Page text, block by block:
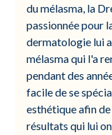
du mélasma, la
passionnée pour
dermatologie lui
mélasma qui l'a
pendant des
facile de se
esthétique afin
résultats qui lui